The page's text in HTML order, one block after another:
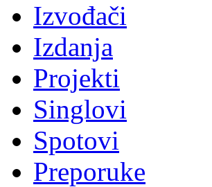
Izvođači
Izdanja
Projekti
Singlovi
Spotovi
Preporuke